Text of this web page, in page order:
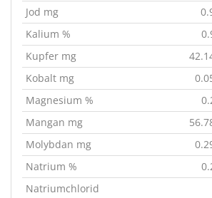
Jod mg
Kalium %
Kupfer mg
Kobalt mg
Magnesium %
Mangan mg
Molybdan mg
Natrium %
Natriumchlorid